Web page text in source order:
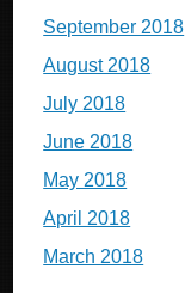
September 2018
August 2018
July 2018
June 2018
May 2018
April 2018
March 2018